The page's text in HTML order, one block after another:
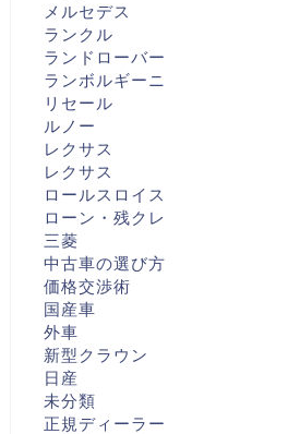
メルセデス
ランクル
ランドローバー
ランボルギーニ
リセール
ルノー
レクサス
レクサス
ロールスロイス
ローン・残クレ
三菱
中古車の選び方
価格交渉術
国産車
外車
新型クラウン
日産
未分類
正規ディーラー